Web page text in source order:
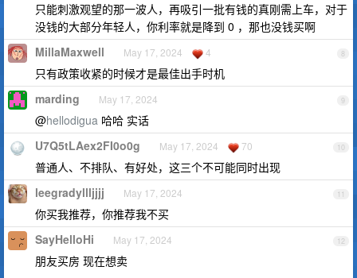
只能刺激观望的那一波人，再吸引一批有钱的真刚需上车，对于
没钱的大部分年轻人，你利率就是降到 0 ，那也没钱买啊
8
MillaMaxwell May 17, 2024 4
只有政策收紧的时候才是最佳出手时机
9
marding May 17, 2024
@hellodigua 哈哈 实话
10
U7Q5tLAex2FI0o0g May 17, 2024 70
普通人、不排队、有好处，这三个不可能同时出现
11
leegradyllljjjj May 17, 2024
你买我推荐，你推荐我不买
12
SayHelloHi May 17, 2024
朋友买房 现在想卖